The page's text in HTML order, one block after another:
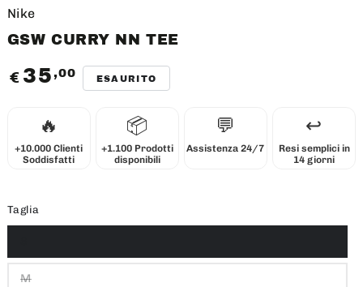
Nike
GSW CURRY NN TEE
Prezzo
€ 35 ,00 ESAURITO
🔥
+10.000 Clienti
Soddisfatti
📦
+1.100 Prodotti
disponibili
💬
Assistenza 24/7
↩️
Resi semplici in
14 giorni
Taglia
M